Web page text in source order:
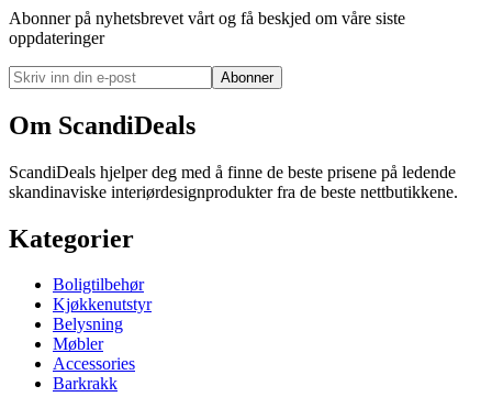
Abonner på nyhetsbrevet vårt og få beskjed om våre siste
oppdateringer
Abonner
Om ScandiDeals
ScandiDeals hjelper deg med å finne de beste prisene på ledende
skandinaviske interiørdesignprodukter fra de beste nettbutikkene.
Kategorier
Boligtilbehør
Kjøkkenutstyr
Belysning
Møbler
Accessories
Barkrakk